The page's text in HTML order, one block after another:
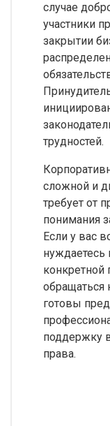
случае
участники
закрытии
трудностей.
сложной и
требует от
понимания
Если у вас
конкретной
готовы
поддержку
права.